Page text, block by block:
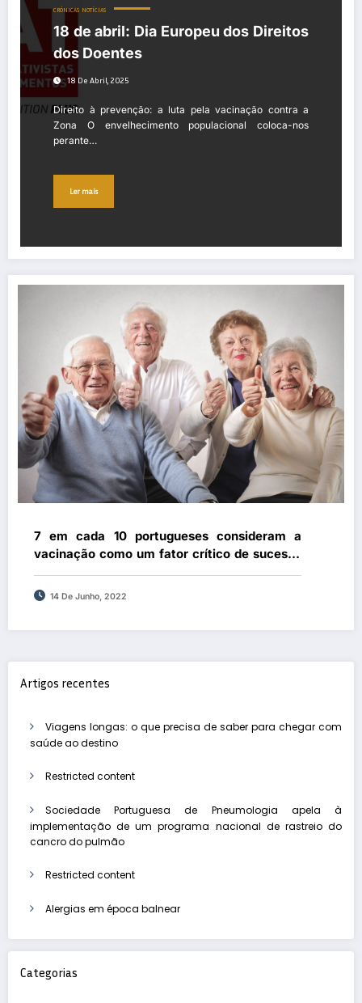
CRÓNICAS NOTÍCIAS
18 de abril: Dia Europeu dos Direitos
dos Doentes
18 De Abril, 2025
Direito à prevenção: a luta pela vacinação contra a
Zona O envelhecimento populacional coloca-nos
perante…
Ler mais
7 em cada 10 portugueses consideram a
vacinação como um fator crítico de sucesso
para o envelhecimento saudável
14 De Junho, 2022
Artigos recentes
Viagens longas: o que precisa de saber para chegar com
saúde ao destino
Restricted content
Sociedade Portuguesa de Pneumologia apela à
implementação de um programa nacional de rastreio do
cancro do pulmão
Restricted content
Alergias em época balnear
Categorias